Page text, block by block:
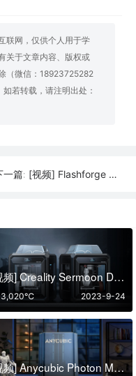
联网，仅供个人用于学
关于文章内容、版权或
（微信：18923725282
若转载，请注明出处：
一篇: [视频] Flashforge Creator 4: 一款多功能、灵活、高性能的商用 3D打印机
[视频] Creality Sermoon D3 Pro 3D打印机 双喷头 多功能且高效
2023-9-24
3,020℃
[视频] Anycubic Photon Mono X 6Ks 9.1寸6K LCD光固化3D打印机